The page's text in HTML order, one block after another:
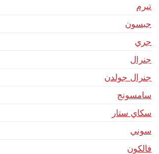
تيرم
جبسون
جري
جنرال
جنرال جولدن
سامسونج
سكاي ستار
سوني
فالكون